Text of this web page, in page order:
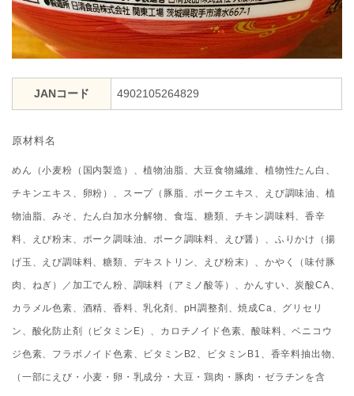
JANコード 4902105264829
原材料名
めん（小麦粉（国内製造）、植物油脂、大豆食物繊維、植物性たん白、
チキンエキス、卵粉）、スープ（豚脂、ポークエキス、えび調味油、植
物油脂、みそ、たん白加水分解物、食塩、糖類、チキン調味料、香辛
料、えび粉末、ポーク調味油、ポーク調味料、えび醤）、ふりかけ（揚
げ玉、えび調味料、糖類、デキストリン、えび粉末）、かやく（味付豚
肉、ねぎ）／加工でん粉、調味料（アミノ酸等）、かんすい、炭酸CA、
カラメル色素、酒精、香料、乳化剤、pH調整剤、焼成Ca、グリセリ
ン、酸化防止剤（ビタミンE）、カロチノイド色素、酸味料、ベニコウ
ジ色素、フラボノイド色素、ビタミンB2、ビタミンB1、香辛料抽出物、
（一部にえび・小麦・卵・乳成分・大豆・鶏肉・豚肉・ゼラチンを含